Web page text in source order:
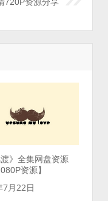
渡》全集网盘资源
资源】
7月22日